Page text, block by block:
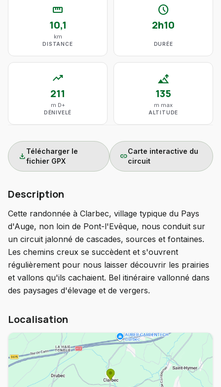
straighten
10,1
km
DISTANCE
schedule
2h10
DURÉE
trending_up
211
m D+
DÉNIVELÉ
altitude
135
m max
ALTITUDE
download
Télécharger le
fichier GPX
link
Carte interactive du
circuit
Description
Cette randonnée à Clarbec, village typique du Pays
d'Auge, non loin de Pont-l'Evêque, nous conduit sur
un circuit jalonné de cascades, sources et fontaines.
Les chemins creux se succèdent et s'ouvrent
régulièrement pour nous laisser découvrir les prairies
et vallons qu'ils cachaient. Bel itinéraire vallonné dans
des paysages d'élevage et de vergers.
Localisation